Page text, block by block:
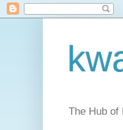
The Hub of